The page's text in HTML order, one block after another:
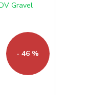
- 46 %